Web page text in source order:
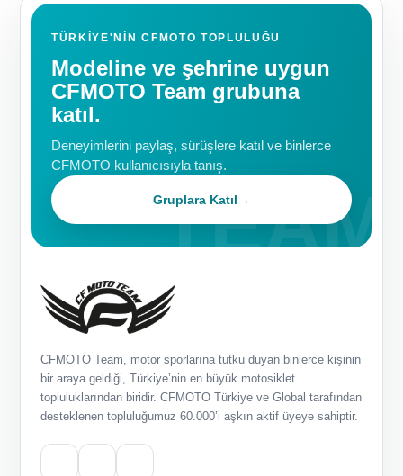
TÜRKIYE'NIN CFMOTO TOPLULUĞU
Modeline ve şehrine uygun
CFMOTO Team grubuna
katıl.
Deneyimlerini paylaş, sürüşlere katıl ve binlerce
CFMOTO kullanıcısıyla tanış.
Gruplara Katıl→
CFMOTO Team, motor sporlarına tutku duyan binlerce kişinin
bir araya geldiği, Türkiye’nin en büyük motosiklet
topluluklarından biridir. CFMOTO Türkiye ve Global tarafından
desteklenen topluluğumuz 60.000’i aşkın aktif üyeye sahiptir.